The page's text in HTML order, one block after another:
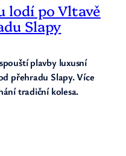
lodí po Vltavě
Slapy
plavby luxusní
přehradu Slapy. Více
tradiční kolesa.